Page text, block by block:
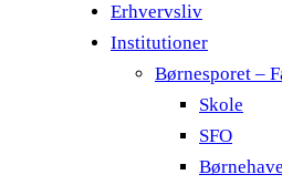
Erhvervsliv
Institutioner
Børnesporet –
Skole
SFO
Børnehave